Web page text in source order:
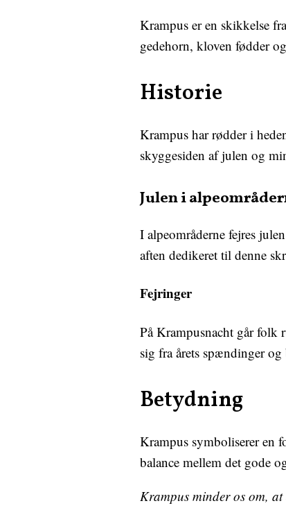
Krampus er en skikkelse
gedehorn, kloven fødder
Historie
Krampus har rødder i
skyggesiden af julen og
Julen i
I alpeområderne fejres
aften dedikeret til denne
Fejringer
På Krampusnacht går folk
sig fra årets spændinger
Betydning
Krampus symboliserer en
balance mellem det gode
Krampus minder os om,